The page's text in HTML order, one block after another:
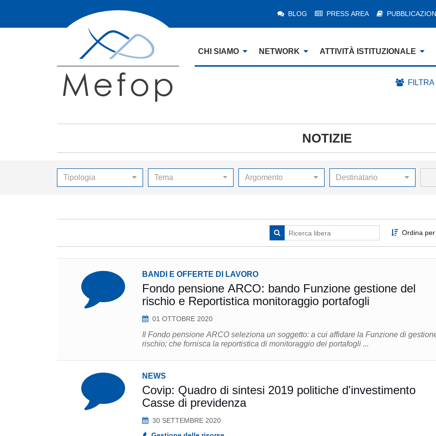
BLOG PRESS AREA
CHI SIAMO NETWORK ATTIVITÀ ISTITUZIONALE
NOTIZIE
Tipologia Tema Argomento Destinatario
Ordina
BANDI E OFFERTE DI LAVORO
Fondo pensione ARCO: bando Funzione gestione del
rischio e Reportistica monitoraggio portafogli
01 OTTOBRE 2020
Il Fondo pensione ARCO seleziona un soggetto: a cui affidare la Funzione di gestione del
rischio; che fornisca la reportistica di monitoraggio dei portafogli ...
NEWS
Covip: Quadro di sintesi 2019 politiche d'investimento
Casse di previdenza
30 SETTEMBRE 2020